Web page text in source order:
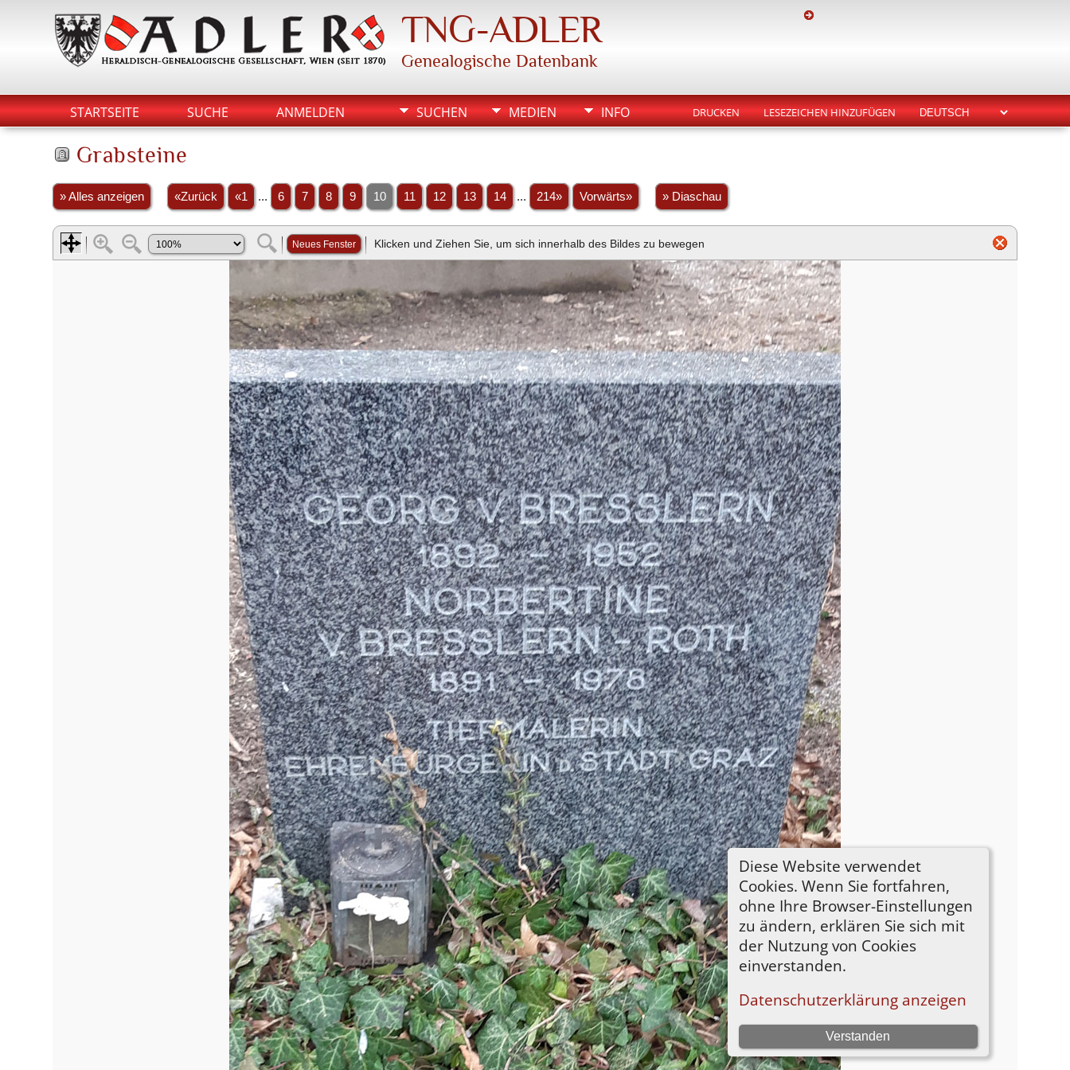
TNG-ADLER
Genealogische Datenbank
STARTSEITE SUCHE ANMELDEN SUCHEN MEDIEN INFO DRUCKEN LESEZEICHEN HINZUFÜGEN
Grabsteine
» Alles anzeigen «Zurück «1 ... 6 7 8 9 10 11 12 13 14 ... 214» Vorwärts» » Diaschau